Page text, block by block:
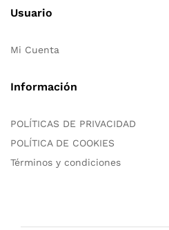
Usuario
Mi Cuenta
Información
POLÍTICAS DE PRIVACIDAD
POLÍTICA DE COOKIES
Términos y condiciones